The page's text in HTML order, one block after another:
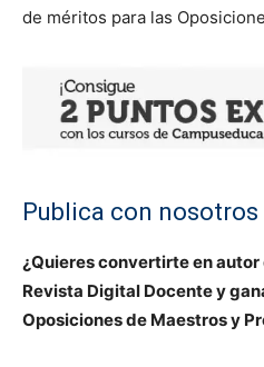
de méritos para las
Publica con nosotros
¿Quieres convertirte en
Revista Digital Docente y
Oposiciones de Maestros y